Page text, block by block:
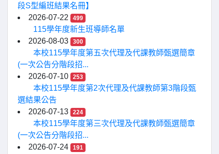
段S型編班結果名冊】
2026-07-22
499
115學年度新生班導師名單
2026-08-03
300
本校115學年度第五次代理及代課教師甄選簡章
(一次公告分階段招...
2026-07-10
253
本校115學年度第2次代理及代課教師第3階段甄
選結果公告
2026-07-13
224
本校115學年度第三次代理及代課教師甄選簡章
(一次公告分階段招...
2026-07-24
191